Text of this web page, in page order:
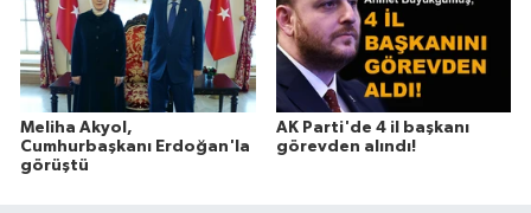
Meliha Akyol,
Cumhurbaşkanı Erdoğan'la
görüştü
AK Parti'de 4 il başkanı
görevden alındı!